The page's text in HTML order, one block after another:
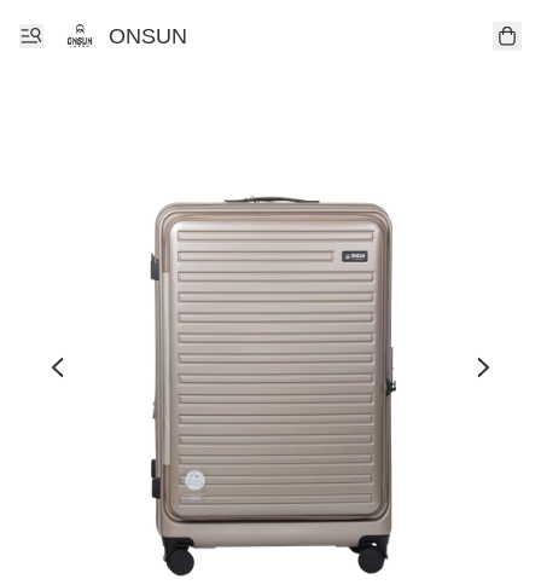
ONSUN